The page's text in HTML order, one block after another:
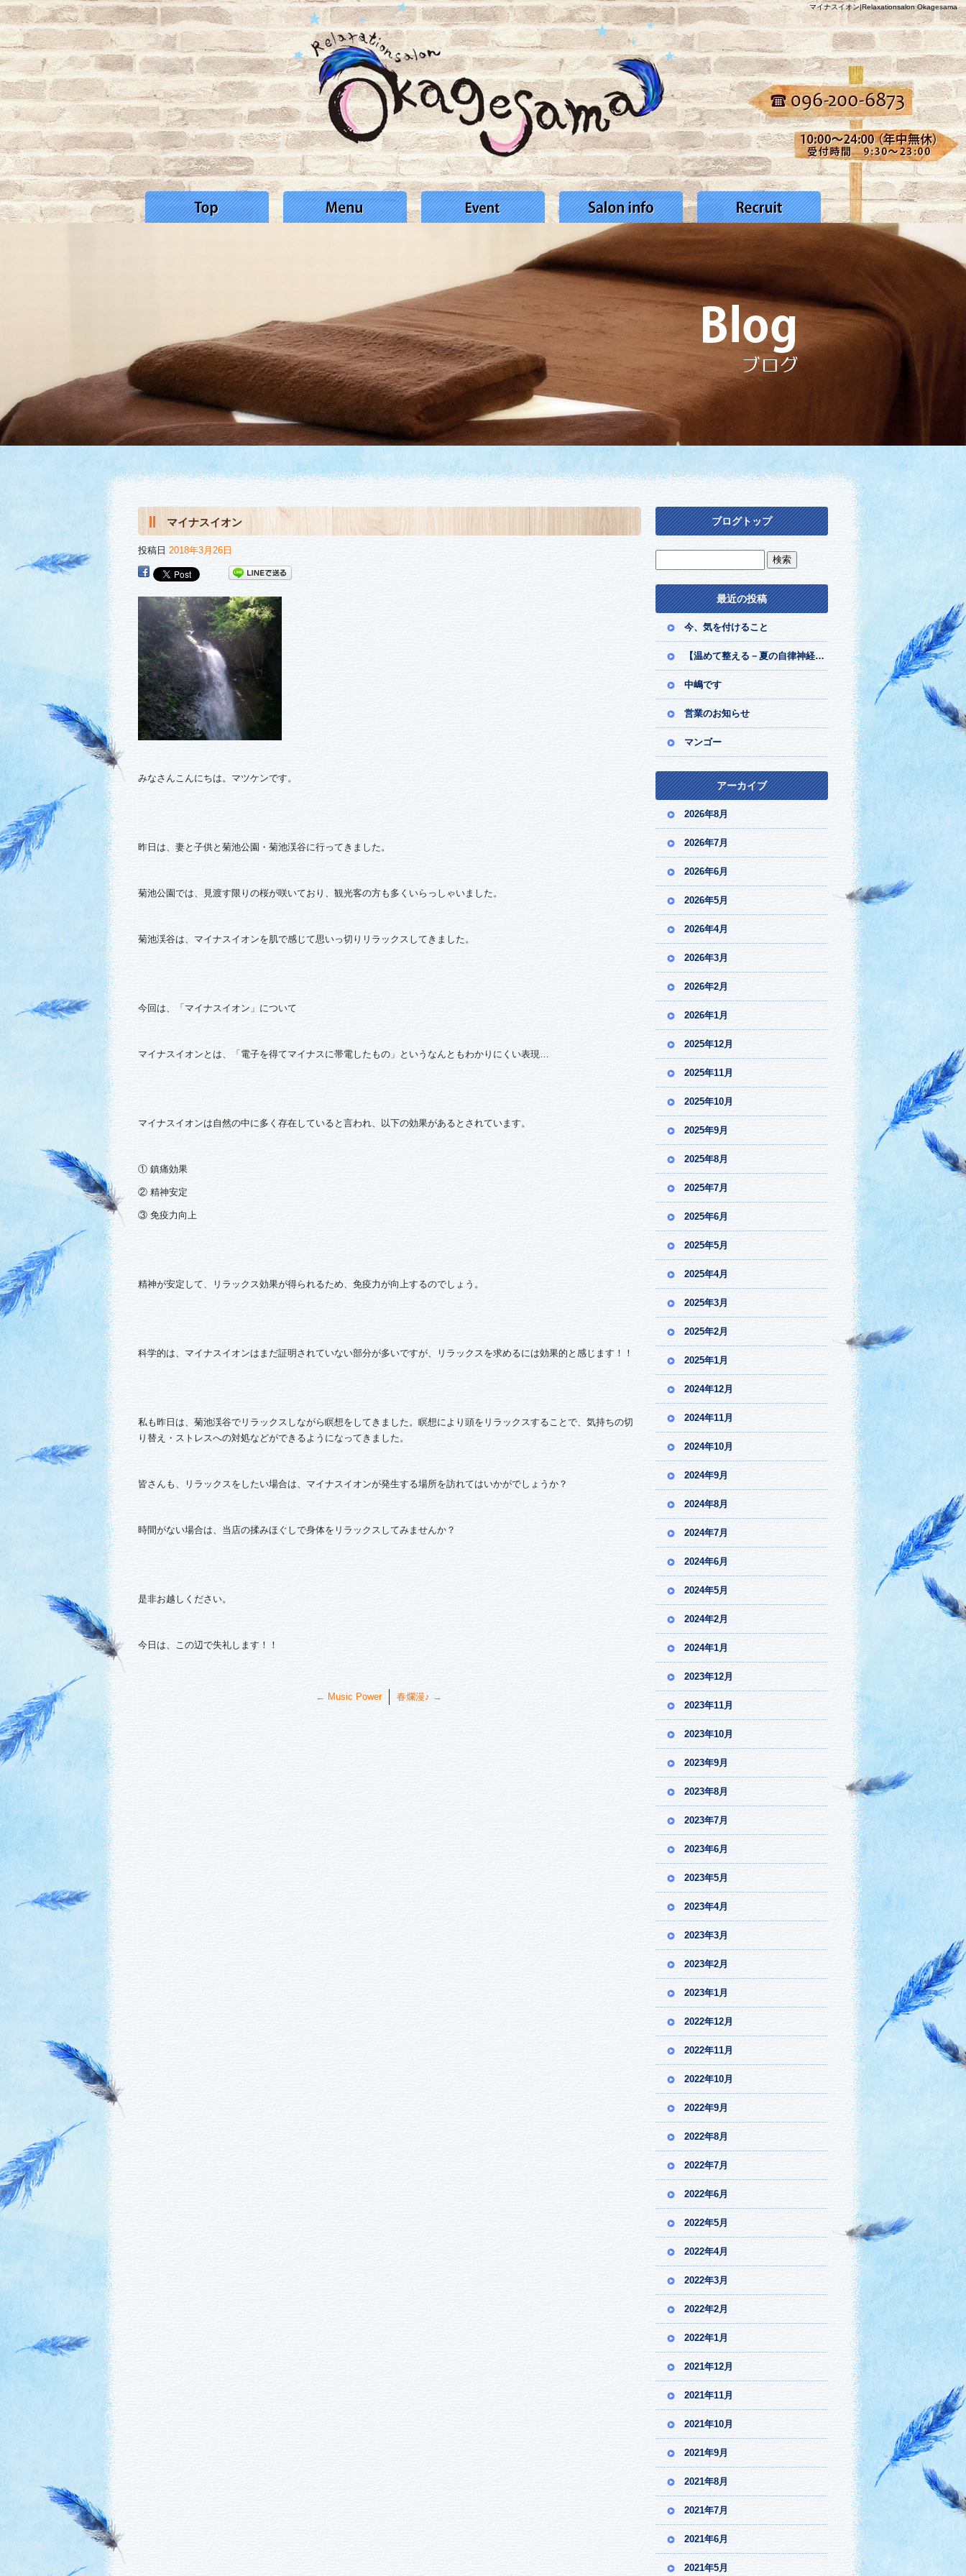
マイナスイオン|Relaxationsalon Okagesama
マイナスイオン
投稿日 2018年3月26日
みなさんこんにちは。マツケンです。
昨日は、妻と子供と菊池公園・菊池渓谷に行ってきました。
菊池公園では、見渡す限りの桜が咲いており、観光客の方も多くいらっしゃいました。
菊池渓谷は、マイナスイオンを肌で感じて思いっ切りリラックスしてきました。
今回は、「マイナスイオン」について
マイナスイオンとは、「電子を得てマイナスに帯電したもの」というなんともわかりにくい表現…
マイナスイオンは自然の中に多く存在していると言われ、以下の効果があるとされています。
① 鎮痛効果
② 精神安定
③ 免疫力向上
精神が安定して、リラックス効果が得られるため、免疫力が向上するのでしょう。
科学的は、マイナスイオンはまだ証明されていない部分が多いですが、リラックスを求めるには効果的と感じます！！
私も昨日は、菊池渓谷でリラックスしながら瞑想をしてきました。瞑想により頭をリラックスすることで、気持ちの切
り替え・ストレスへの対処などができるようになってきました。
皆さんも、リラックスをしたい場合は、マイナスイオンが発生する場所を訪れてはいかがでしょうか？
時間がない場合は、当店の揉みほぐしで身体をリラックスしてみませんか？
是非お越しください。
今日は、この辺で失礼します！！
← Music Power 春爛漫♪ →
ブログトップ
最近の投稿
今、気を付けること
【温めて整える－夏の自律神経ケア】
中嶋です
営業のお知らせ
マンゴー
アーカイブ
2026年8月
2026年7月
2026年6月
2026年5月
2026年4月
2026年3月
2026年2月
2026年1月
2025年12月
2025年11月
2025年10月
2025年9月
2025年8月
2025年7月
2025年6月
2025年5月
2025年4月
2025年3月
2025年2月
2025年1月
2024年12月
2024年11月
2024年10月
2024年9月
2024年8月
2024年7月
2024年6月
2024年5月
2024年2月
2024年1月
2023年12月
2023年11月
2023年10月
2023年9月
2023年8月
2023年7月
2023年6月
2023年5月
2023年4月
2023年3月
2023年2月
2023年1月
2022年12月
2022年11月
2022年10月
2022年9月
2022年8月
2022年7月
2022年6月
2022年5月
2022年4月
2022年3月
2022年2月
2022年1月
2021年12月
2021年11月
2021年10月
2021年9月
2021年8月
2021年7月
2021年6月
2021年5月